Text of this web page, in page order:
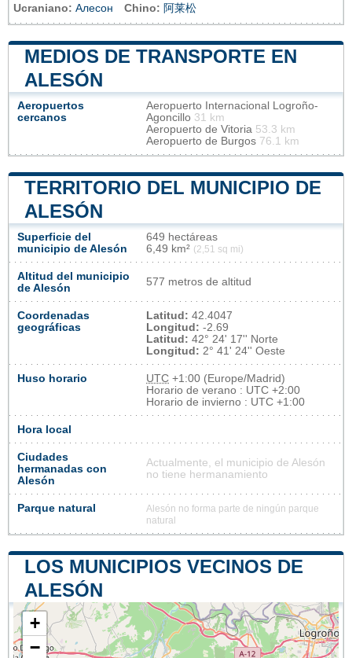
Ucraniano: Алесон Chino: 阿莱松
MEDIOS DE TRANSPORTE EN
ALESÓN
Aeropuertos
cercanos
Aeropuerto Internacional Logroño-
Agoncillo 31 km
Aeropuerto de Vitoria 53.3 km
Aeropuerto de Burgos 76.1 km
TERRITORIO DEL MUNICIPIO DE
ALESÓN
Superficie del
municipio de Alesón
649 hectáreas
6,49 km² (2,51 sq mi)
Altitud del municipio
de Alesón
577 metros de altitud
Coordenadas
geográficas
Latitud: 42.4047
Longitud: -2.69
Latitud: 42° 24' 17'' Norte
Longitud: 2° 41' 24'' Oeste
Huso horario UTC +1:00 (Europe/Madrid)
Horario de verano : UTC +2:00
Horario de invierno : UTC +1:00
Hora local
Ciudades
hermanadas con
Alesón
Actualmente, el municipio de Alesón
no tiene hermanamiento
Parque natural
Alesón no forma parte de ningún parque
natural
LOS MUNICIPIOS VECINOS DE
ALESÓN
+
−